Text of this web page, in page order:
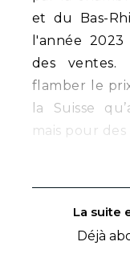
et du Bas-
l'année
des ventes.
flamber le
la Suisse
mais pour des
La suite
Déjà